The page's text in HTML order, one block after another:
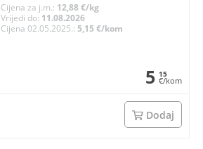
Cijena za j.m.: 12,88 €/kg
Vrijedi do: 11.08.2026
Cijena 02.05.2025.:5,15 €/kom
5 15
€/kom
Dodaj